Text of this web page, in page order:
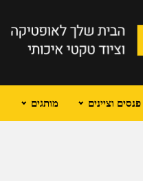
פנסים וציינים מותגים